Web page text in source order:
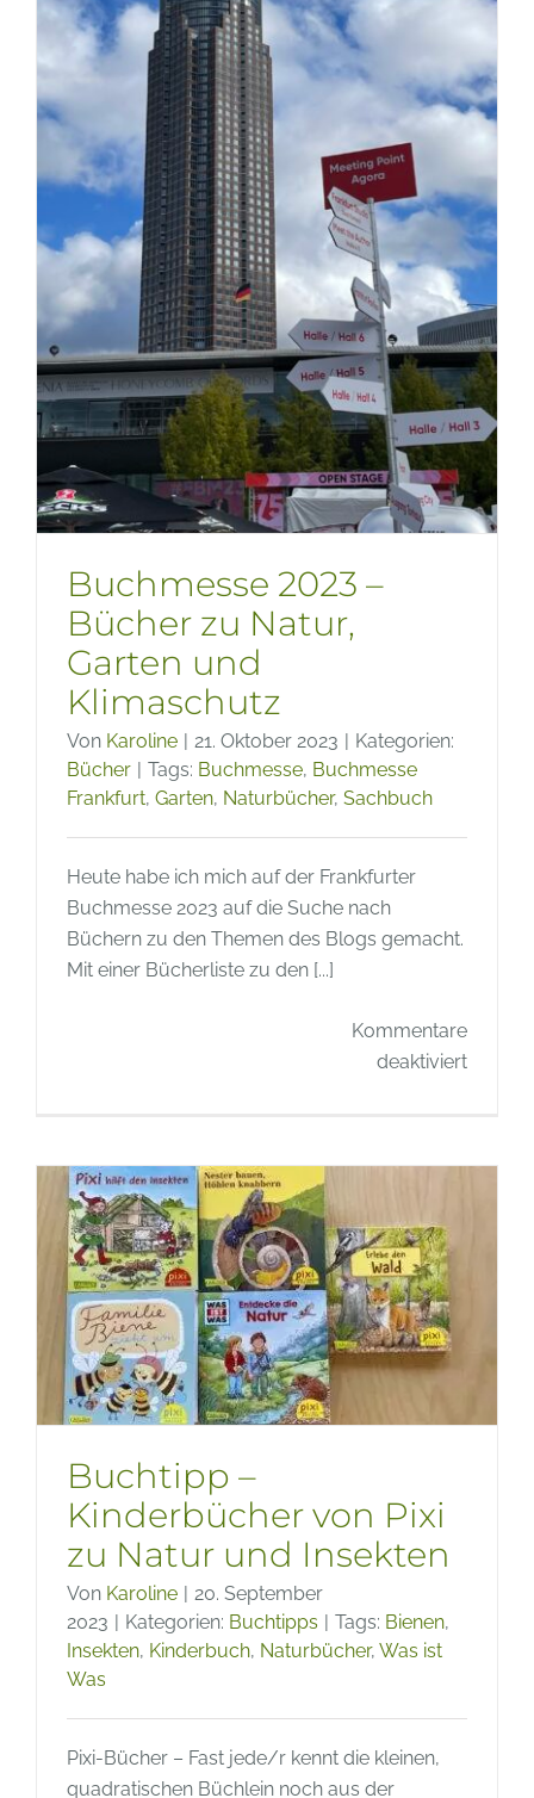
Buchmesse 2023 –
Bücher zu Natur,
Garten und
Klimaschutz
Von Karoline | 21. Oktober 2023 | Kategorien:
Bücher | Tags: Buchmesse, Buchmesse
Frankfurt, Garten, Naturbücher, Sachbuch
Heute habe ich mich auf der Frankfurter
Buchmesse 2023 auf die Suche nach
Büchern zu den Themen des Blogs gemacht.
Mit einer Bücherliste zu den [...]
Kommentare
deaktiviertfür
Buchtipp –
Kinderbücher von Pixi
zu Natur und Insekten
Von Karoline | 20. September
2023 | Kategorien: Buchtipps | Tags: Bienen,
Insekten, Kinderbuch, Naturbücher, Was ist
Was
Pixi-Bücher – Fast jede/r kennt die kleinen,
quadratischen Büchlein noch aus der